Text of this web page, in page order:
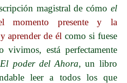
magistral de cómo el
momento presente y la
aprender de él como si fuese
está perfectamente
El poder del Ahora, un libro
leer a todos los que